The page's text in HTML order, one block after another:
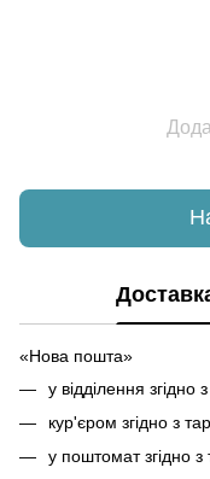
«Нова пошта»
у відділення
кур'єром згідно з
у поштомат згідно